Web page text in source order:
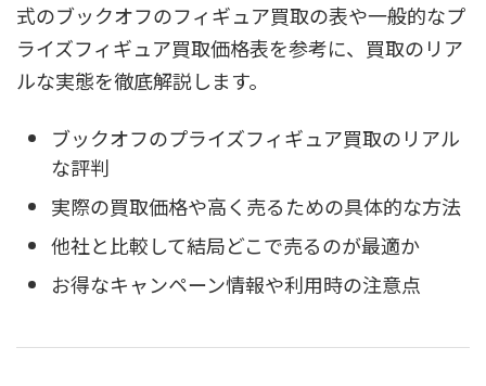
式のブックオフのフィギュア買取の表や一般的なプ
ライズフィギュア買取価格表を参考に、買取のリア
ルな実態を徹底解説します。
ブックオフのプライズフィギュア買取のリアル
な評判
実際の買取価格や高く売るための具体的な方法
他社と比較して結局どこで売るのが最適か
お得なキャンペーン情報や利用時の注意点